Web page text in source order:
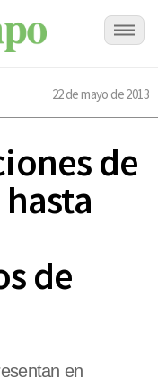
22 de mayo de 2013
de
de
en